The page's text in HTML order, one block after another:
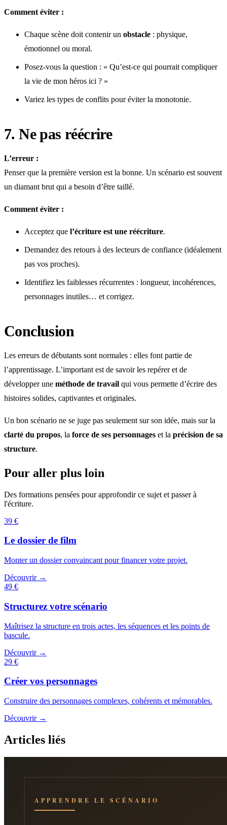
Comment éviter :
Chaque scène doit contenir un obstacle : physique,
émotionnel ou moral.
Posez-vous la question : « Qu’est-ce qui pourrait compliquer
la vie de mon héros ici ? »
Variez les types de conflits pour éviter la monotonie.
7. Ne pas réécrire
L’erreur :
Penser que la première version est la bonne. Un scénario est souvent
un diamant brut qui a besoin d’être taillé.
Comment éviter :
Acceptez que l’écriture est une réécriture.
Demandez des retours à des lecteurs de confiance (idéalement
pas vos proches).
Identifiez les faiblesses récurrentes : longueur, incohérences,
personnages inutiles… et corrigez.
Conclusion
Les erreurs de débutants sont normales : elles font partie de
l’apprentissage. L’important est de savoir les repérer et de
développer une méthode de travail qui vous permette d’écrire des
histoires solides, captivantes et originales.
Un bon scénario ne se juge pas seulement sur son idée, mais sur la
clarté du propos, la force de ses personnages et la précision de sa
structure.
Pour aller plus loin
Des formations pensées pour approfondir ce sujet et passer à
l'écriture.
39 €
Le dossier de film
Monter un dossier convaincant pour financer votre projet.
Découvrir →
49 €
Structurez votre scénario
Maîtrisez la structure en trois actes, les séquences et les points de
bascule.
Découvrir →
29 €
Créer vos personnages
Construire des personnages complexes, cohérents et mémorables.
Découvrir →
Articles liés